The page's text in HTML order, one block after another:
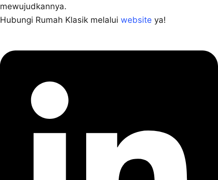
mewujudkannya.
Hubungi Rumah Klasik melalui website ya!